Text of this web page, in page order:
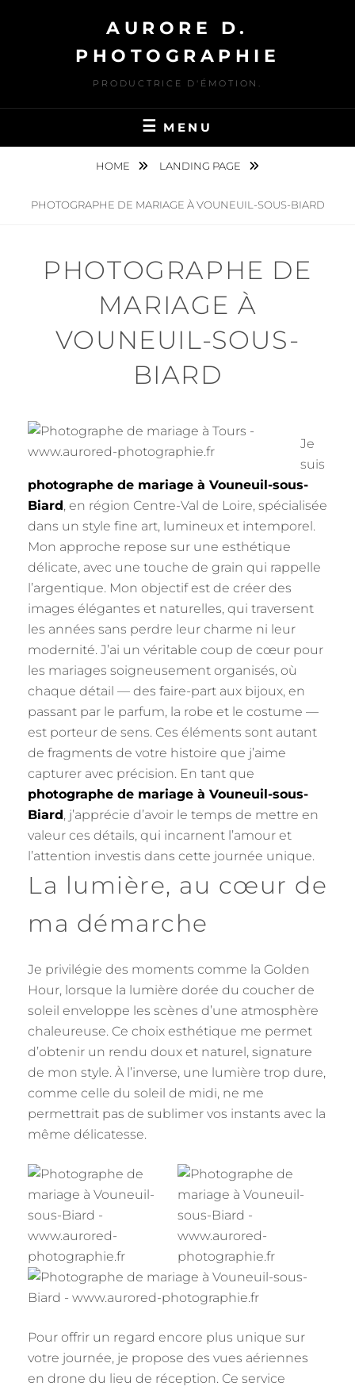
AURORE D.
PHOTOGRAPHIE
PRODUCTRICE D'ÉMOTION.
MENU
HOME LANDING PAGE
PHOTOGRAPHE DE MARIAGE À VOUNEUIL-SOUS-BIARD
PHOTOGRAPHE DE
MARIAGE À
VOUNEUIL-SOUS-
BIARD
Je
suis
photographe de mariage à Vouneuil-sous-
Biard, en région Centre-Val de Loire, spécialisée
dans un style fine art, lumineux et intemporel.
Mon approche repose sur une esthétique
délicate, avec une touche de grain qui rappelle
l’argentique. Mon objectif est de créer des
images élégantes et naturelles, qui traversent
les années sans perdre leur charme ni leur
modernité. J’ai un véritable coup de cœur pour
les mariages soigneusement organisés, où
chaque détail — des faire-part aux bijoux, en
passant par le parfum, la robe et le costume —
est porteur de sens. Ces éléments sont autant
de fragments de votre histoire que j’aime
capturer avec précision. En tant que
photographe de mariage à Vouneuil-sous-
Biard, j’apprécie d’avoir le temps de mettre en
valeur ces détails, qui incarnent l’amour et
l’attention investis dans cette journée unique.
La lumière, au cœur de
ma démarche
Je privilégie des moments comme la Golden
Hour, lorsque la lumière dorée du coucher de
soleil enveloppe les scènes d’une atmosphère
chaleureuse. Ce choix esthétique me permet
d’obtenir un rendu doux et naturel, signature
de mon style. À l’inverse, une lumière trop dure,
comme celle du soleil de midi, ne me
permettrait pas de sublimer vos instants avec la
même délicatesse.
Pour offrir un regard encore plus unique sur
votre journée, je propose des vues aériennes
en drone du lieu de réception. Ce service